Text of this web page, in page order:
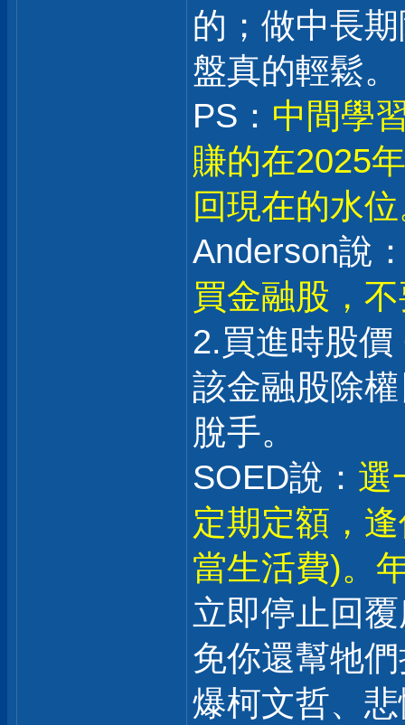
的；做中長
盤真的輕鬆。
PS： 中間學
賺的在2025
回現在的水
Anderson說
買金融股，
2.買進時股
該金融股除
脫手。
SOED說： 選
定期定額，
當生活費)。
立即停止回
免你還幫牠
爆柯文哲、